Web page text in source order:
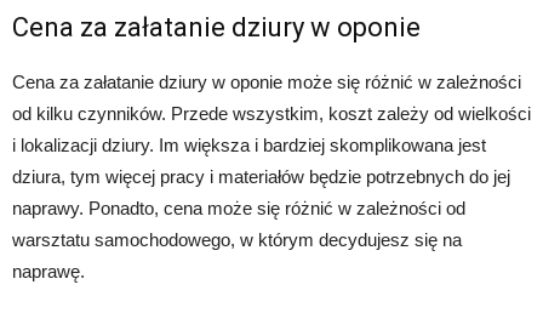
Cena za załatanie dziury w oponie
Cena za załatanie dziury w oponie może się różnić w zależności
od kilku czynników. Przede wszystkim, koszt zależy od wielkości
i lokalizacji dziury. Im większa i bardziej skomplikowana jest
dziura, tym więcej pracy i materiałów będzie potrzebnych do jej
naprawy. Ponadto, cena może się różnić w zależności od
warsztatu samochodowego, w którym decydujesz się na
naprawę.